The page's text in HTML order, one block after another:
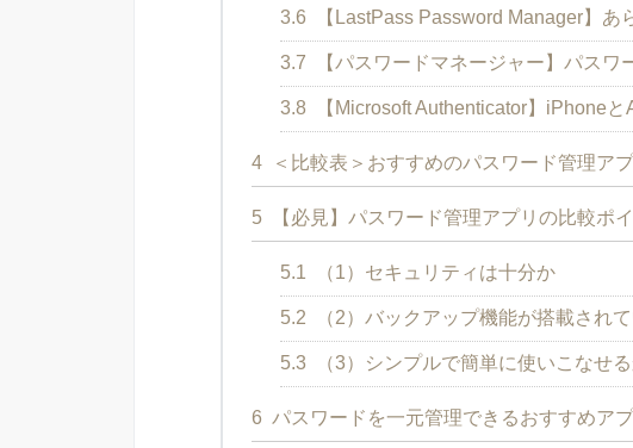
3.6 【LastPass Password Manager】あ
3.7 【パスワードマネージャー】パスワ
3.8 【Microsoft Authenticator】iPhone
4 ＜比較表＞おすすめのパスワード管理ア
5 【必見】パスワード管理アプリの比較ポ
5.1 （1）セキュリティは十分か
5.2 （2）バックアップ機能が搭載され
5.3 （3）シンプルで簡単に使いこなせ
6 パスワードを一元管理できるおすすめア